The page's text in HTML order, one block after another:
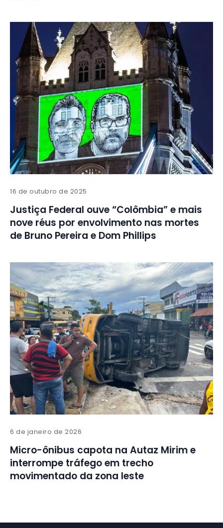
16 de outubro de 2025
Justiça Federal ouve “Colômbia” e mais
nove réus por envolvimento nas mortes
de Bruno Pereira e Dom Phillips
6 de janeiro de 2026
Micro-ônibus capota na Autaz Mirim e
interrompe tráfego em trecho
movimentado da zona leste